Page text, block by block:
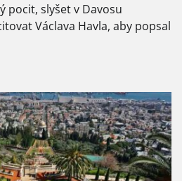
pocit, slyšet v Davosu
Václava Havla, aby popsal